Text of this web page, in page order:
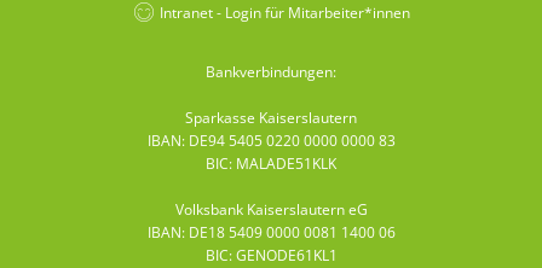
Intranet - Login für Mitarbeiter*innen
Bankverbindungen:
Sparkasse Kaiserslautern
IBAN: DE94 5405 0220 0000 0000 83
BIC: MALADE51KLK
Volksbank Kaiserslautern eG
IBAN: DE18 5409 0000 0081 1400 06
BIC: GENODE61KL1